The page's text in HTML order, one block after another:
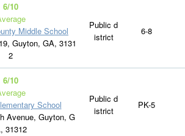
6/10
Middle School
Guyton, GA, 3131
2
Public d
istrict
6-8
6/10
School
Avenue, Guyton, G
31312
Public d
istrict
PK-5